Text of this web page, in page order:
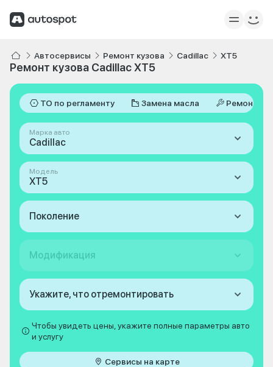
Автосервисы Ремонт кузова Cadillac XT5
Ремонт кузова Cadillac XT5
ТО по регламенту Замена масла Ремонт
Марка авто
Cadillac
Модель
XT5
Поколение
Модификация
Укажите, что отремонтировать
Чтобы увидеть цены, укажите полные параметры авто
и услугу
Сервисы на карте